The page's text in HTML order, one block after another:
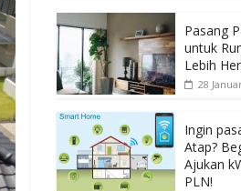
Pasang
untuk
Lebih
28
Ingin
Atap?
Ajukan
PLN!